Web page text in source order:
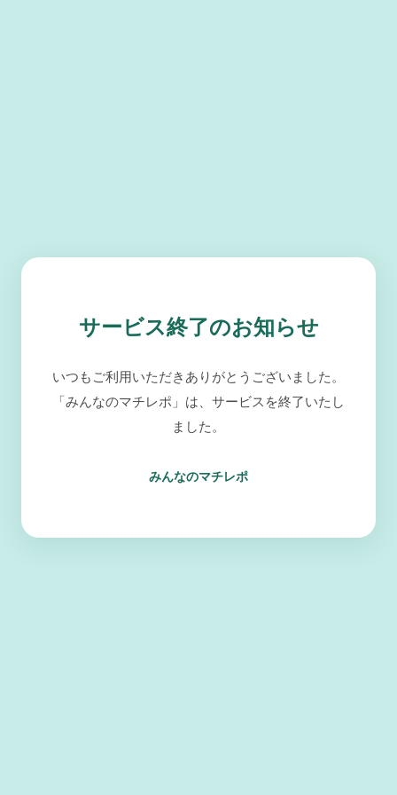
サービス終了のお知らせ
いつもご利用いただきありがとうございました。
「みんなのマチレポ」は、サービスを終了いたし
ました。
みんなのマチレポ